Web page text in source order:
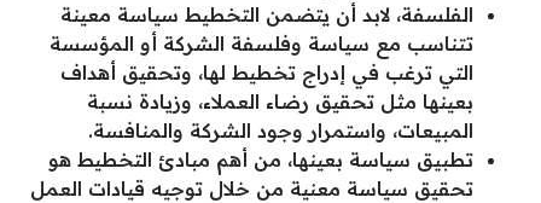
الفلسفة، لابد أن يتضمن التخطيط سياسة معينة
تتناسب مع سياسة وفلسفة الشركة أو المؤسسة
التي ترغب في إدراج تخطيط لها، وتحقيق أهداف
بعينها مثل تحقيق رضاء العملاء، وزيادة نسبة
المبيعات، واستمرار وجود الشركة والمنافسة.
تطبيق سياسة بعينها، من أهم مبادئ التخطيط هو
تحقيق سياسة معنية من خلال توجيه قيادات العمل